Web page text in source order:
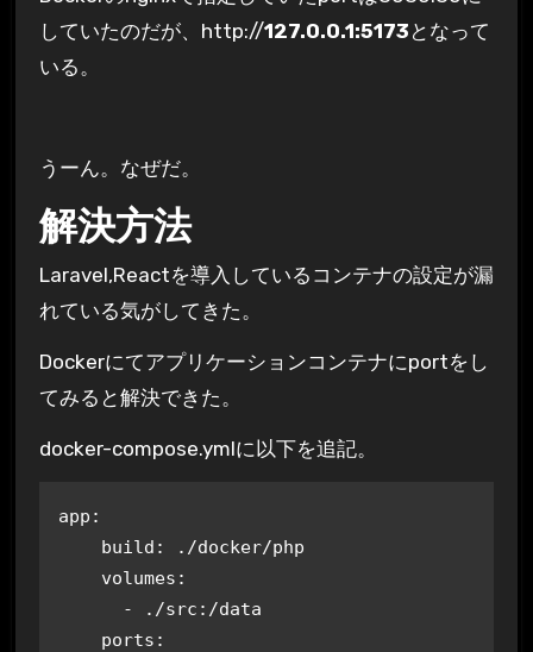
していたのだが、http://127.0.0.1:5173 となって
いる。
うーん。なぜだ。
解決方法
Laravel,Reactを導入しているコンテナの設定が漏
れている気がしてきた。
Dockerにてアプリケーションコンテナにportをし
てみると解決できた。
docker-compose.ymlに以下を追記。
app:
    build: ./docker/php
    volumes:
      - ./src:/data
    ports: